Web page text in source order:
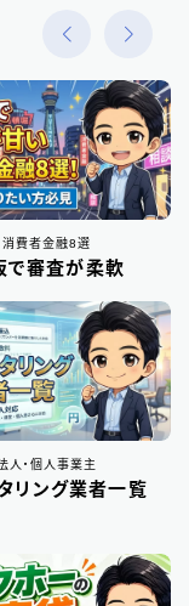
消費者金融8選
で審査が柔軟
人・個人事業主
リング業者一覧